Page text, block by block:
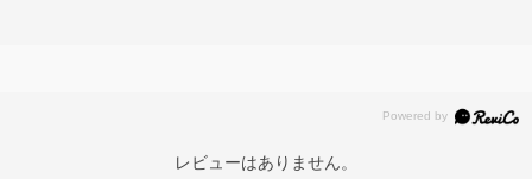
レビューはありません。